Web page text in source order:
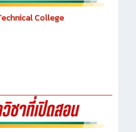
College